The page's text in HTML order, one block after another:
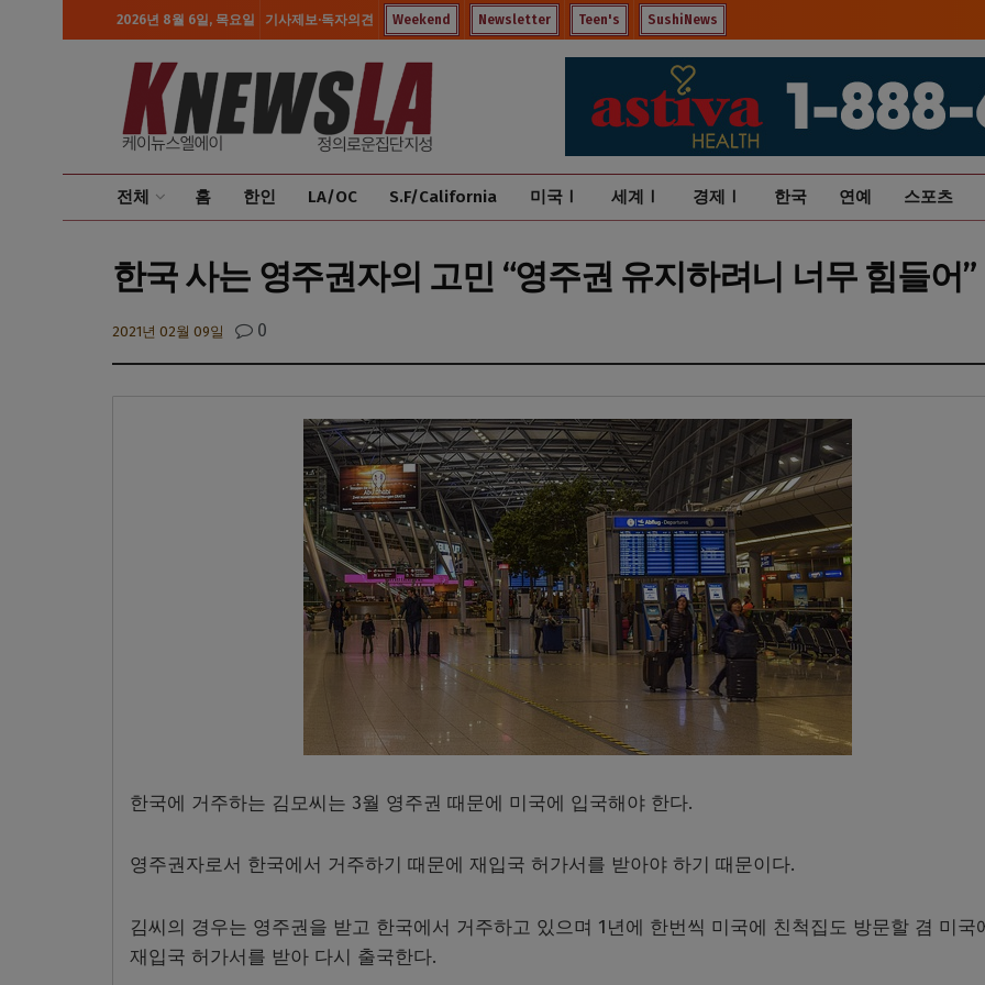
2026년 8월 6일, 목요일 기사제보·독자의견 Weekend Newsletter Teen's SushiNews
전체 홈 한인 LA/OC S.F/California 미국Ⅰ 세계Ⅰ 경제Ⅰ 한국 연예 스포츠
한국 사는 영주권자의 고민 “영주권 유지하려니 너무 힘들어”
2021년 02월 09일 0
한국에 거주하는 김모씨는 3월 영주권 때문에 미국에 입국해야 한다.
영주권자로서 한국에서 거주하기 때문에 재입국 허가서를 받아야 하기 때문이다.
김씨의 경우는 영주권을 받고 한국에서 거주하고 있으며 1년에 한번씩 미국에 친척집도 방문할 겸 미국
재입국 허가서를 받아 다시 출국한다.